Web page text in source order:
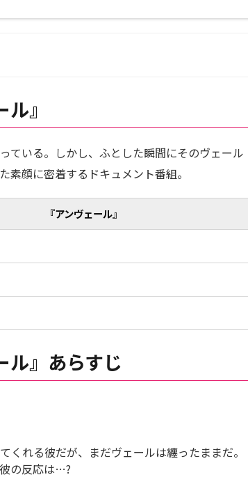
』
ている。しかし、ふとした瞬間にそのヴェール
顔に密着するドキュメント番組。
『アンヴェール』
ル』あらすじ
れる彼だが、まだヴェールは纏ったままだ。
の反応は…?